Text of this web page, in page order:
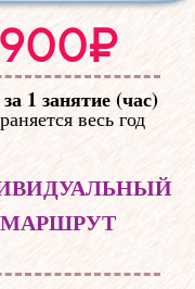
1 занятие (час)
весь год
МАРШРУТ